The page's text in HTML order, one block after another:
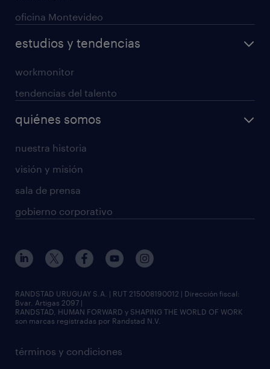
oficina Montevideo
estudios y tendencias
workmonitor
tendencias del talento
quiénes somos
nuestra historia
visión y misión
sala de prensa
gobierno corporativo
términos y condiciones
RANDSTAD URUGUAY S.A. | RUT 215008190012 | Dirección fiscal:
Bvar. Artigas 2097 |
RANDSTAD, HUMAN FORWARD y SHAPING THE WORLD OF WORK
son marcas registradas por Randstad N.V.